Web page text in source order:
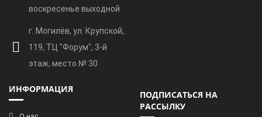
воскресенье выходной
г. Могилёв, ул. Крупской,
119, ТЦ "Форум", 3-й
этаж, место № 30
ИНФОРМАЦИЯ
ПОДПИСАТЬСЯ НА
РАССЫЛКУ